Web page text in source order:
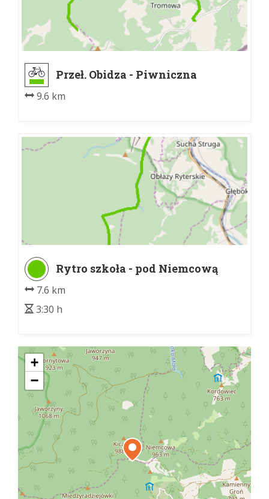
Przeł. Obidza - Piwniczna
9.6 km
Rytro szkoła - pod Niemcową
7.6 km
3:30 h
+
−